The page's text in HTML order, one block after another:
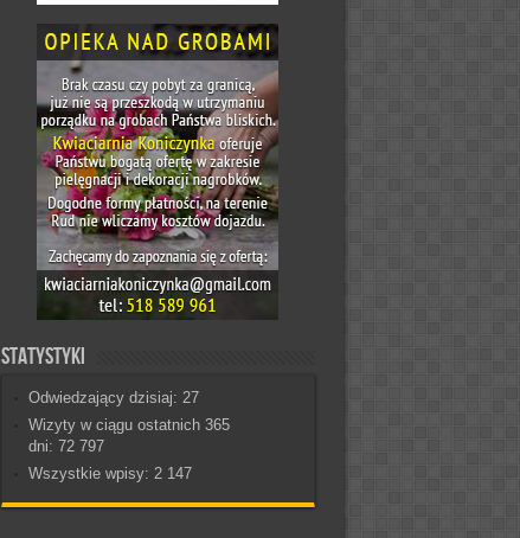
Statystyki
Odwiedzający dzisiaj: 27
Wizyty w ciągu ostatnich 365
dni: 72 797
Wszystkie wpisy: 2 147